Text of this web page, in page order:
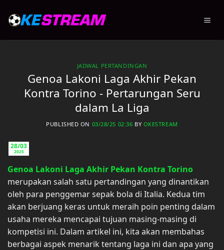
JADWAL PERTANDINGAN
Genoa Lakoni Laga Akhir Pekan
Kontra Torino - Pertarungan Seru
dalam La Liga
PUBLISHED ON 03/28/25 02:36 BY OKESTREAM
28/03
2025
Genoa Lakoni Laga Akhir Pekan Kontra Torino
merupakan salah satu pertandingan yang dinantikan
oleh para penggemar sepak bola di Italia. Kedua tim
akan berjuang keras untuk meraih poin penting dalam
usaha mereka mencapai tujuan masing-masing di
kompetisi ini. Dalam artikel ini, kita akan membahas
berbagai aspek menarik tentang laga ini dan apa yang